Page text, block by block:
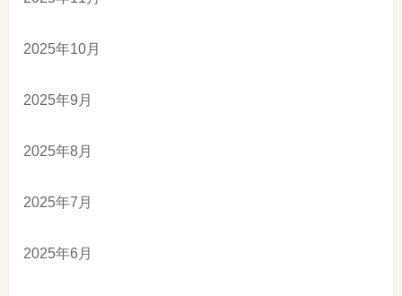
2025年10月
2025年9月
2025年8月
2025年7月
2025年6月